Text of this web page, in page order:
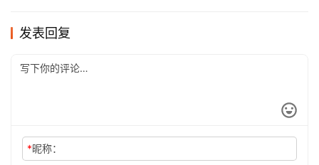
发表回复
*昵称：